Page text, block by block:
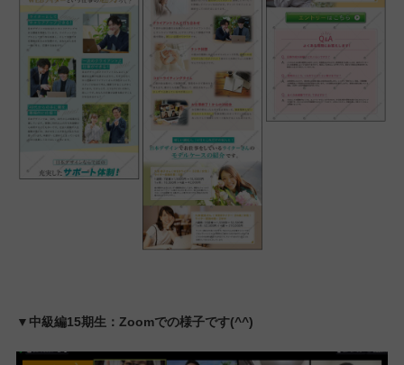
2ヶ月は長いようであっという間でした。いろんなことがありま
したが受講前の自分にはなかったスキルは確実に得られたと思い
ます。この学びを無駄にせず今後の人生に繋げられるよう頑張り
たいと思います。ありがとうございました。
山根詩苑さんの作品